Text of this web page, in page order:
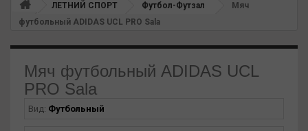
ЛЕТНИЙ СПОРТ Футбол-Футзал
Мяч
футбольный ADIDAS UCL PRO Sala
Мяч футбольный ADIDAS UCL
PRO Sala
Вид: Футбольный